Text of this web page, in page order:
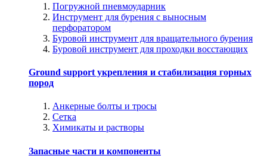
Погружной пневмоударник
Инструмент для бурения с выносным
перфоратором
Буровой инструмент для вращательного бурения
Буровой инструмент для проходки восстающих
Ground support укрепления и стабилизация горных
пород
Анкерные болты и тросы
Сетка
Химикаты и растворы
Запасные части и компоненты